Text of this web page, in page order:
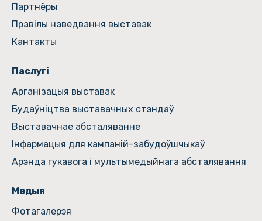
Партнёры
Правілы наведвання выставак
Кантакты
Паслугі
Арганізацыя выставак
Будаўніцтва выставачных стэндаў
Выставачнае абсталяванне
Інфармацыя для кампаній-забудоўшчыкаў
Арэнда гукавога і мультымедыйнага абсталявання
Медыя
Фотагалерэя